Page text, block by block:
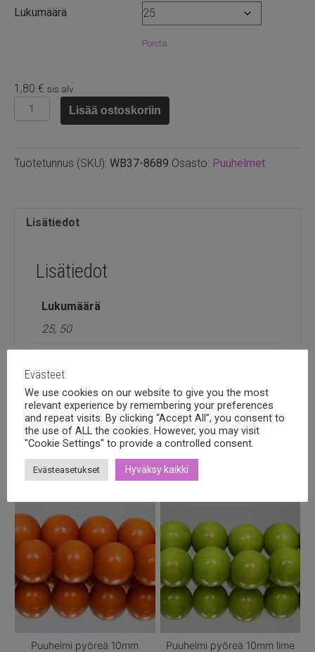
Lukumäärä
Poista
1,80 € sis alv.
Puuhelmi
pyöreä
määrä
Lisää ostoskoriin
Tuotetunnus (SKU): WB37-8689 Osasto: Puuhelmet
Lisätiedot
Lisätiedot
Lukumäärä
25, 50
Tutustu myös
Puuhelmi pyöreä 10mm
Puuhelmi pyöreä 10mm lime
Evästeet
We use cookies on our website to give you the most
relevant experience by remembering your preferences
and repeat visits. By clicking “Accept All”, you consent to
the use of ALL the cookies. However, you may visit
"Cookie Settings" to provide a controlled consent.
Evästeasetukset Hyväksy kaikki